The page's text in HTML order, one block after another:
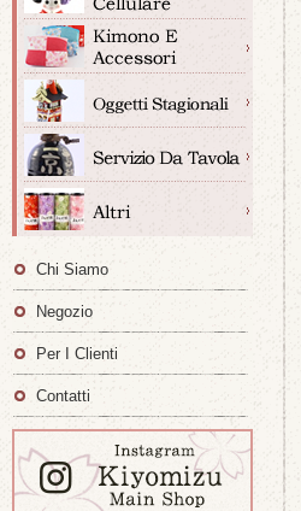
Chi Siamo
Negozio
Per I Clienti
Contatti